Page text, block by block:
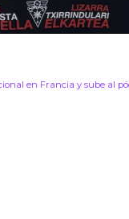
en Francia y sube al